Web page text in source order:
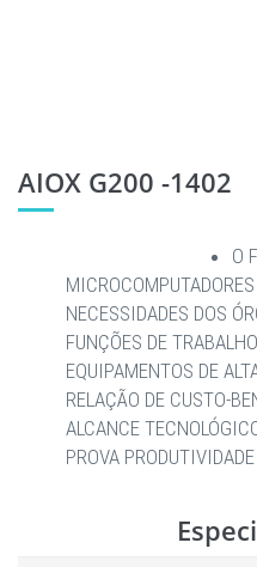
AIOX G200 -1402
O
NECESSIDADES DOS
FUNÇÕES DE
EQUIPAMENTOS DE
RELAÇÃO DE CUSTO-
ALCANCE
PROVA